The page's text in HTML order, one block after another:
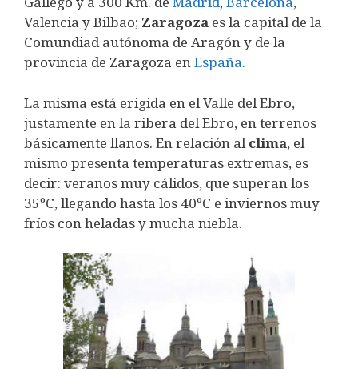
Valencia y Bilbao; Zaragoza es la capital de la
Comundiad autónoma de Aragón y de la
provincia de Zaragoza enEspaña.
La misma está erigida en el Valle del Ebro,
justamente en la ribera del Ebro, en terrenos
básicamente llanos. En relación alclima, el
mismo presenta temperaturas extremas, es
decir: veranos muy cálidos, que superan los
35ºC, llegando hasta los 40ºC e inviernos muy
fríos con heladas y mucha niebla.